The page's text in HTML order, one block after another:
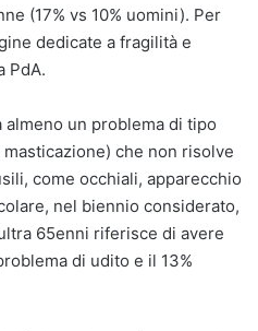
(17% vs 10% uomini). Per
dedicate a fragilità e
PdA.
un problema di tipo
che non risolve
come occhiali, apparecchio
nel biennio considerato,
65enni riferisce di avere
di udito e il 13%